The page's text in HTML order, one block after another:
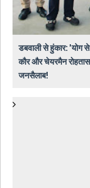
डबवाली से हुंकार:
कौर और चेयरमैन
जनसैलाब!